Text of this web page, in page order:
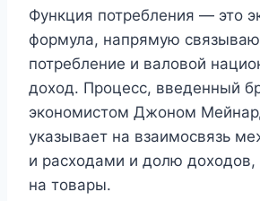
Функция потребления — это
формула, напрямую
потребление и валовой
доход. Процесс, введенный
экономистом Джоном
указывает на взаимосвязь
и расходами и долю
на товары.